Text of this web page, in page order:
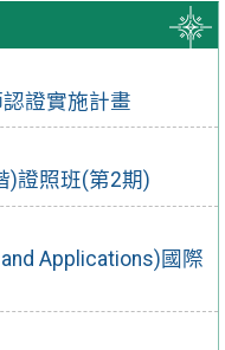
證實施計畫
)證照班(第2期)
Applications)國際